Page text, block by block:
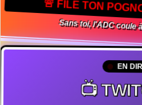
🚨 FILE TON
Sans toi, l'ADC coule
EN
📺